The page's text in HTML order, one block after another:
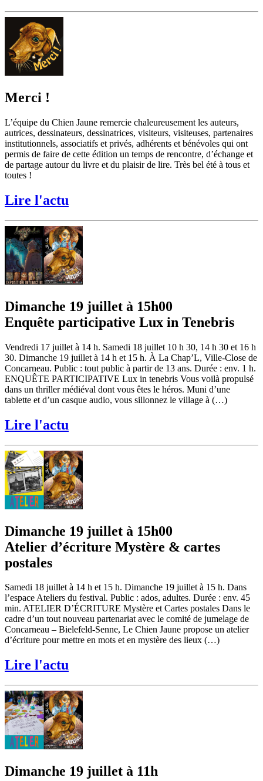
Merci !
L’équipe du Chien Jaune remercie chaleureusement les auteurs,
autrices, dessinateurs, dessinatrices, visiteurs, visiteuses, partenaires
institutionnels, associatifs et privés, adhérents et bénévoles qui ont
permis de faire de cette édition un temps de rencontre, d’échange et
de partage autour du livre et du plaisir de lire. Très bel été à tous et
toutes !
Lire l'actu
Dimanche 19 juillet à 15h00
Enquête participative Lux in Tenebris
Vendredi 17 juillet à 14 h. Samedi 18 juillet 10 h 30, 14 h 30 et 16 h
30. Dimanche 19 juillet à 14 h et 15 h. À La Chap’L, Ville-Close de
Concarneau. Public : tout public à partir de 13 ans. Durée : env. 1 h.
ENQUÊTE PARTICIPATIVE Lux in tenebris Vous voilà propulsé
dans un thriller médiéval dont vous êtes le héros. Muni d’une
tablette et d’un casque audio, vous sillonnez le village à (…)
Lire l'actu
Dimanche 19 juillet à 15h00
Atelier d’écriture Mystère & cartes
postales
Samedi 18 juillet à 14 h et 15 h. Dimanche 19 juillet à 15 h. Dans
l’espace Ateliers du festival. Public : ados, adultes. Durée : env. 45
min. ATELIER D’ÉCRITURE Mystère et Cartes postales Dans le
cadre d’un tout nouveau partenariat avec le comité de jumelage de
Concarneau – Bielefeld-Senne, Le Chien Jaune propose un atelier
d’écriture pour mettre en mots et en mystère des lieux (…)
Lire l'actu
Dimanche 19 juillet à 11h